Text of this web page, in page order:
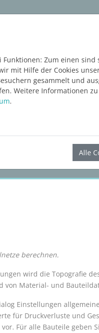
Blog Content Hub
Solutions 24 für Revit
berechnen.
en wird die Topografie
von Material- und
Einstellungen
für Druckverluste und
Für alle Bauteile geben
Funktionen: Zum einen
mit Hilfe der Cookies
gesammelt und
Weitere Informationen
.
Alle